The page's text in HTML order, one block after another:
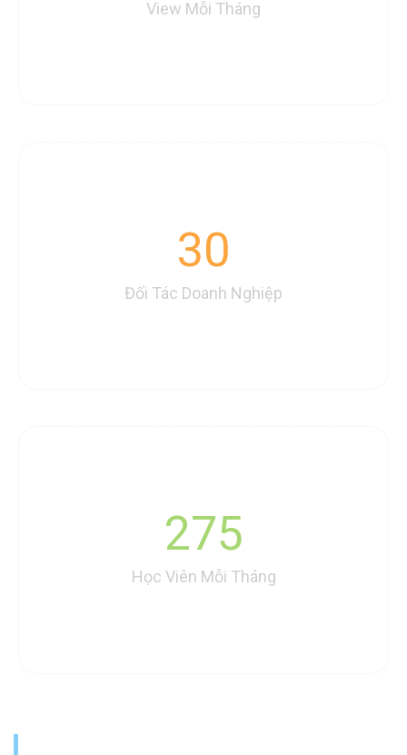
View Mỗi Tháng
30
Đối Tác Doanh Nghiệp
275
Học Viên Mỗi Tháng